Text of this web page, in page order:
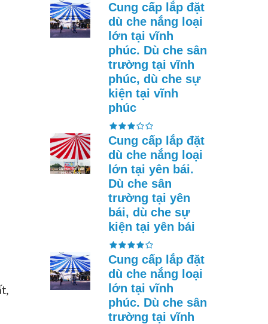
Cung cấp lắp đặt
dù che nắng loại
lớn tại vĩnh
phúc. Dù che sân
trường tại vĩnh
phúc, dù che sự
kiện tại vĩnh
phúc
Cung cấp lắp đặt
dù che nắng loại
lớn tại yên bái.
Dù che sân
trường tại yên
bái, dù che sự
kiện tại yên bái
Cung cấp lắp đặt
dù che nắng loại
lớn tại vĩnh
phúc. Dù che sân
trường tại vĩnh